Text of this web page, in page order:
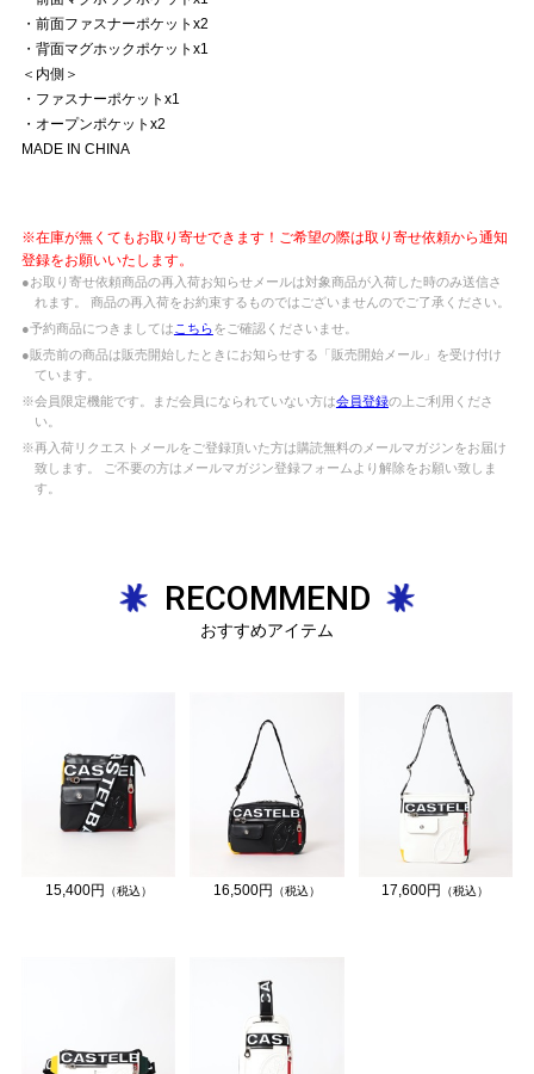
・前面ファスナーポケットx2
・背面マグホックポケットx1
＜内側＞
・ファスナーポケットx1
・オープンポケットx2
MADE IN CHINA
※在庫が無くてもお取り寄せできます！ご希望の際は取り寄せ依頼から通知
登録をお願いいたします。
●お取り寄せ依頼商品の再入荷お知らせメールは対象商品が入荷した時のみ送信さ
れます。 商品の再入荷をお約束するものではございませんのでご了承ください。
●予約商品につきましては こちらをご確認くださいませ。
●販売前の商品は販売開始したときにお知らせする「販売開始メール」を受け付け
ています。
※会員限定機能です。まだ会員になられていない方は会員登録の上ご利用くださ
い。
※再入荷リクエストメールをご登録頂いた方は購読無料のメールマガジンをお届け
致します。 ご不要の方はメールマガジン登録フォームより解除をお願い致しま
す。
RECOMMEND
おすすめアイテム
15,400円 （税込） 16,500円 （税込） 17,600円 （税込）